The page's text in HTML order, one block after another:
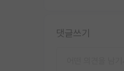
댓글쓰기